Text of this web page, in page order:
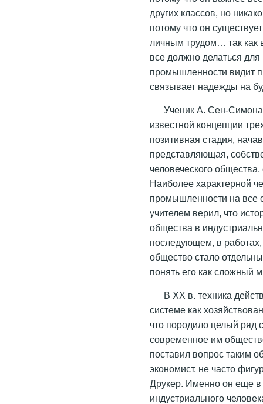
других классов, но
потому что он
личным трудом… так как
все должно делаться
промышленности видит
связывает надежды на
Ученик А. Сен-Симона
известной концепции
позитивная стадия,
представляющая,
человеческого
Наиболее характерной
промышленности на все
учителем верил, что
общества в
последующем, в
общество стало
понять его как сложный
В ХХ в. техника
системе как
что породило целый
современное им
поставил вопрос таким
экономист, не часто
Друкер. Именно он еще в
индустриального